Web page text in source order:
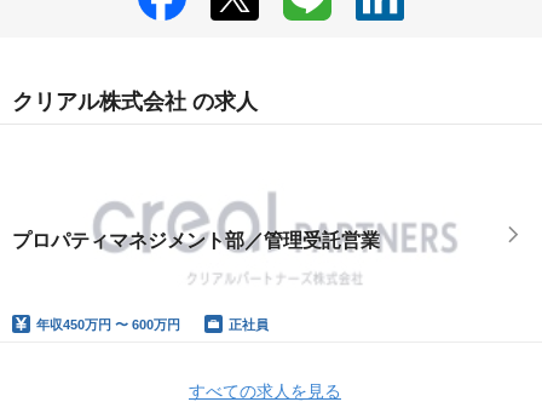
クリアル株式会社 の求人
プロパティマネジメント部／管理受託営業
年収450万円 〜 600万円 正社員
すべての求人を見る